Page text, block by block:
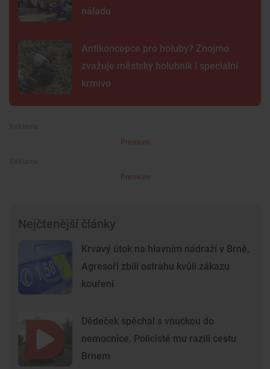
náladu
Antikoncepce pro holuby? Znojmo
zvažuje městský holubník i speciální
krmivo
Premium
Premium
Nejčtenější články
Krvavý útok na hlavním nádraží v Brně.
Agresoři zbili ostrahu kvůli zákazu
kouření
Dědeček spěchal s vnučkou do
nemocnice. Policisté mu razili cestu
Brnem